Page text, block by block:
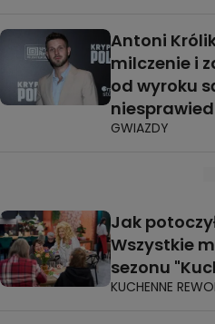
Antoni
milczenie i
od wyroku
GWIAZDY
Jak
Wszystkie
sezonu
KUCHENNE